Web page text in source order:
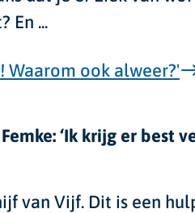
En ...
Waarom ook alweer?'
‘Ik krijg er best
van Vijf. Dit is een